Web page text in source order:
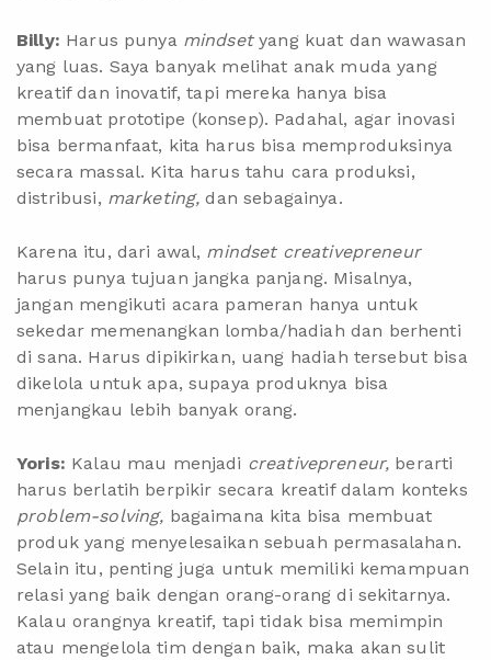
Billy: Harus punya mindsetyang kuat dan wawasan
yang luas. Saya banyak melihat anak muda yang
kreatif dan inovatif, tapi mereka hanya bisa
membuat prototipe (konsep). Padahal, agar inovasi
bisa bermanfaat, kita harus bisa memproduksinya
secara massal. Kita harus tahu cara produksi,
distribusi, marketing,dan sebagainya.
Karena itu, dari awal, mindset creativepreneur
harus punya tujuan jangka panjang. Misalnya,
jangan mengikuti acara pameran hanya untuk
sekedar memenangkan lomba/hadiah dan berhenti
di sana. Harus dipikirkan, uang hadiah tersebut bisa
dikelola untuk apa, supaya produknya bisa
menjangkau lebih banyak orang.
Yoris: Kalau mau menjadi creativepreneur, berarti
harus berlatih berpikir secara kreatif dalam konteks
problem-solving, bagaimana kita bisa membuat
produk yang menyelesaikan sebuah permasalahan.
Selain itu, penting juga untuk memiliki kemampuan
relasi yang baik dengan orang-orang di sekitarnya.
Kalau orangnya kreatif, tapi tidak bisa memimpin
atau mengelola tim dengan baik, maka akan sulit